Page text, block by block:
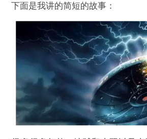
下面是我讲的简短的故事：